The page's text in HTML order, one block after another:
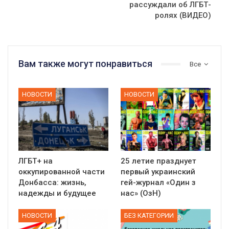
рассуждали об ЛГБТ-
ролях (ВИДЕО)
Все
Вам также могут понравиться
НОВОСТИ
ЛГБТ+ на
оккупированной части
Донбасса: жизнь,
надежды и будущее
НОВОСТИ
25 летие празднует
первый украинский
гей-журнал «Один з
нас» (ОзН)
НОВОСТИ БЕЗ КАТЕГОРИИ